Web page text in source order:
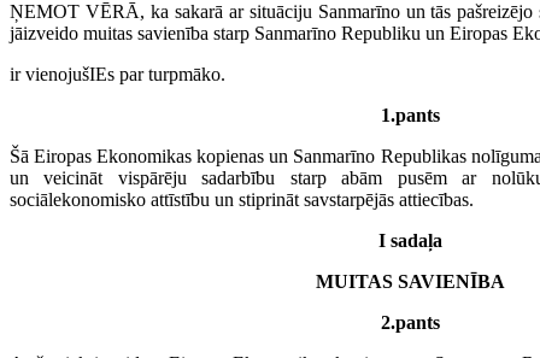
ŅEMOT VĒRĀ, ka sakarā ar situāciju Sanmarīno un tās
jāizveido muitas savienība starp Sanmarīno Republiku un Eiropas
ir vienojušIEs par turpmāko.
1.pants
Šā Eiropas Ekonomikas kopienas un Sanmarīno Republikas
un veicināt vispārēju sadarbību starp abām pusēm ar
sociālekonomisko attīstību un stiprināt savstarpējās attiecības.
I sadaļa
MUITAS SAVIENĪBA
2.pants